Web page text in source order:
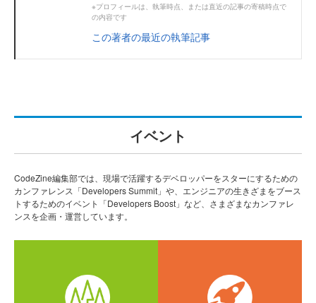
※プロフィールは、執筆時点、または直近の記事の寄稿時点で
の内容です
この著者の最近の執筆記事
イベント
CodeZine編集部では、現場で活躍するデベロッパーをスターにするための
カンファレンス「Developers Summit」や、エンジニアの生きざまをブース
トするためのイベント「Developers Boost」など、さまざまなカンファレ
ンスを企画・運営しています。